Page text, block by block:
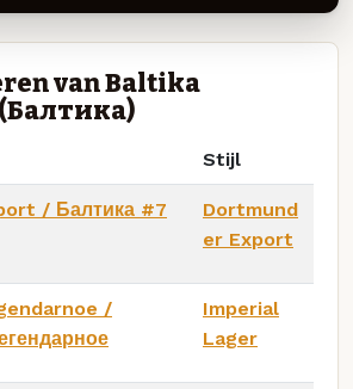
van Baltika
Stijl
/ Балтика #7
Dortmund
er Export
/
Imperial
Lager